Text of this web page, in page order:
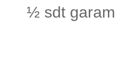
½ sdt garam